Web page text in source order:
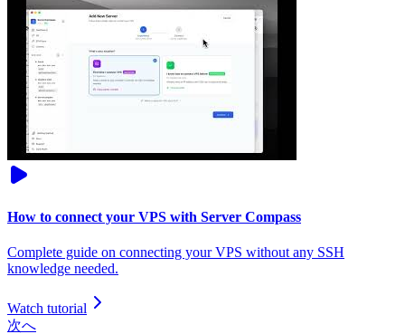
How to connect your VPS with Server Compass
Complete guide on connecting your VPS without any SSH
knowledge needed.
Watch tutorial
次へ